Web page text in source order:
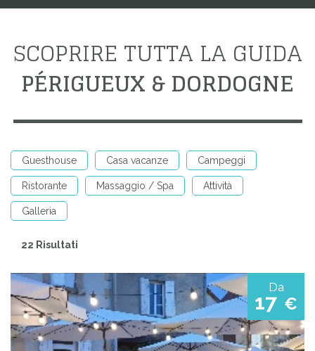
SCOPRIRE TUTTA LA GUIDA
PÉRIGUEUX & DORDOGNE
Guesthouse Casa vacanze Campeggi
Ristorante Massaggio / Spa Attività
Galleria
22 Risultati
Da
17 €